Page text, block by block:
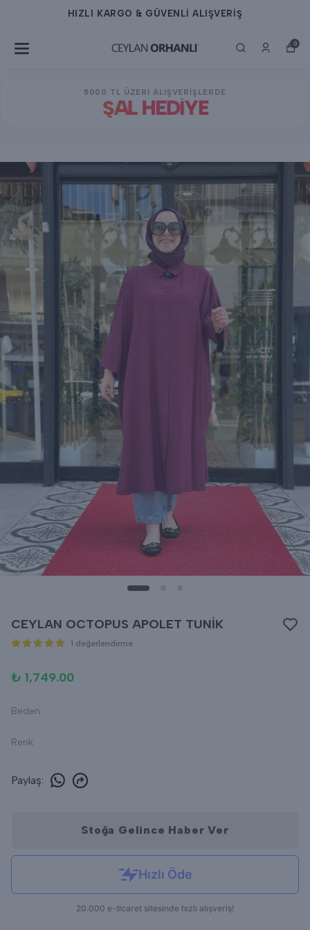
HIZLI KARGO & GÜVENLİ ALIŞVERİŞ
0
5000 TL ÜZERİ ALIŞVERİŞLERDE
ŞAL HEDİYE
CEYLAN OCTOPUS APOLET TUNİK
1 değerlendirme
₺ 1,749.00
Beden
Renk
Paylaş:
Stoğa Gelince Haber Ver